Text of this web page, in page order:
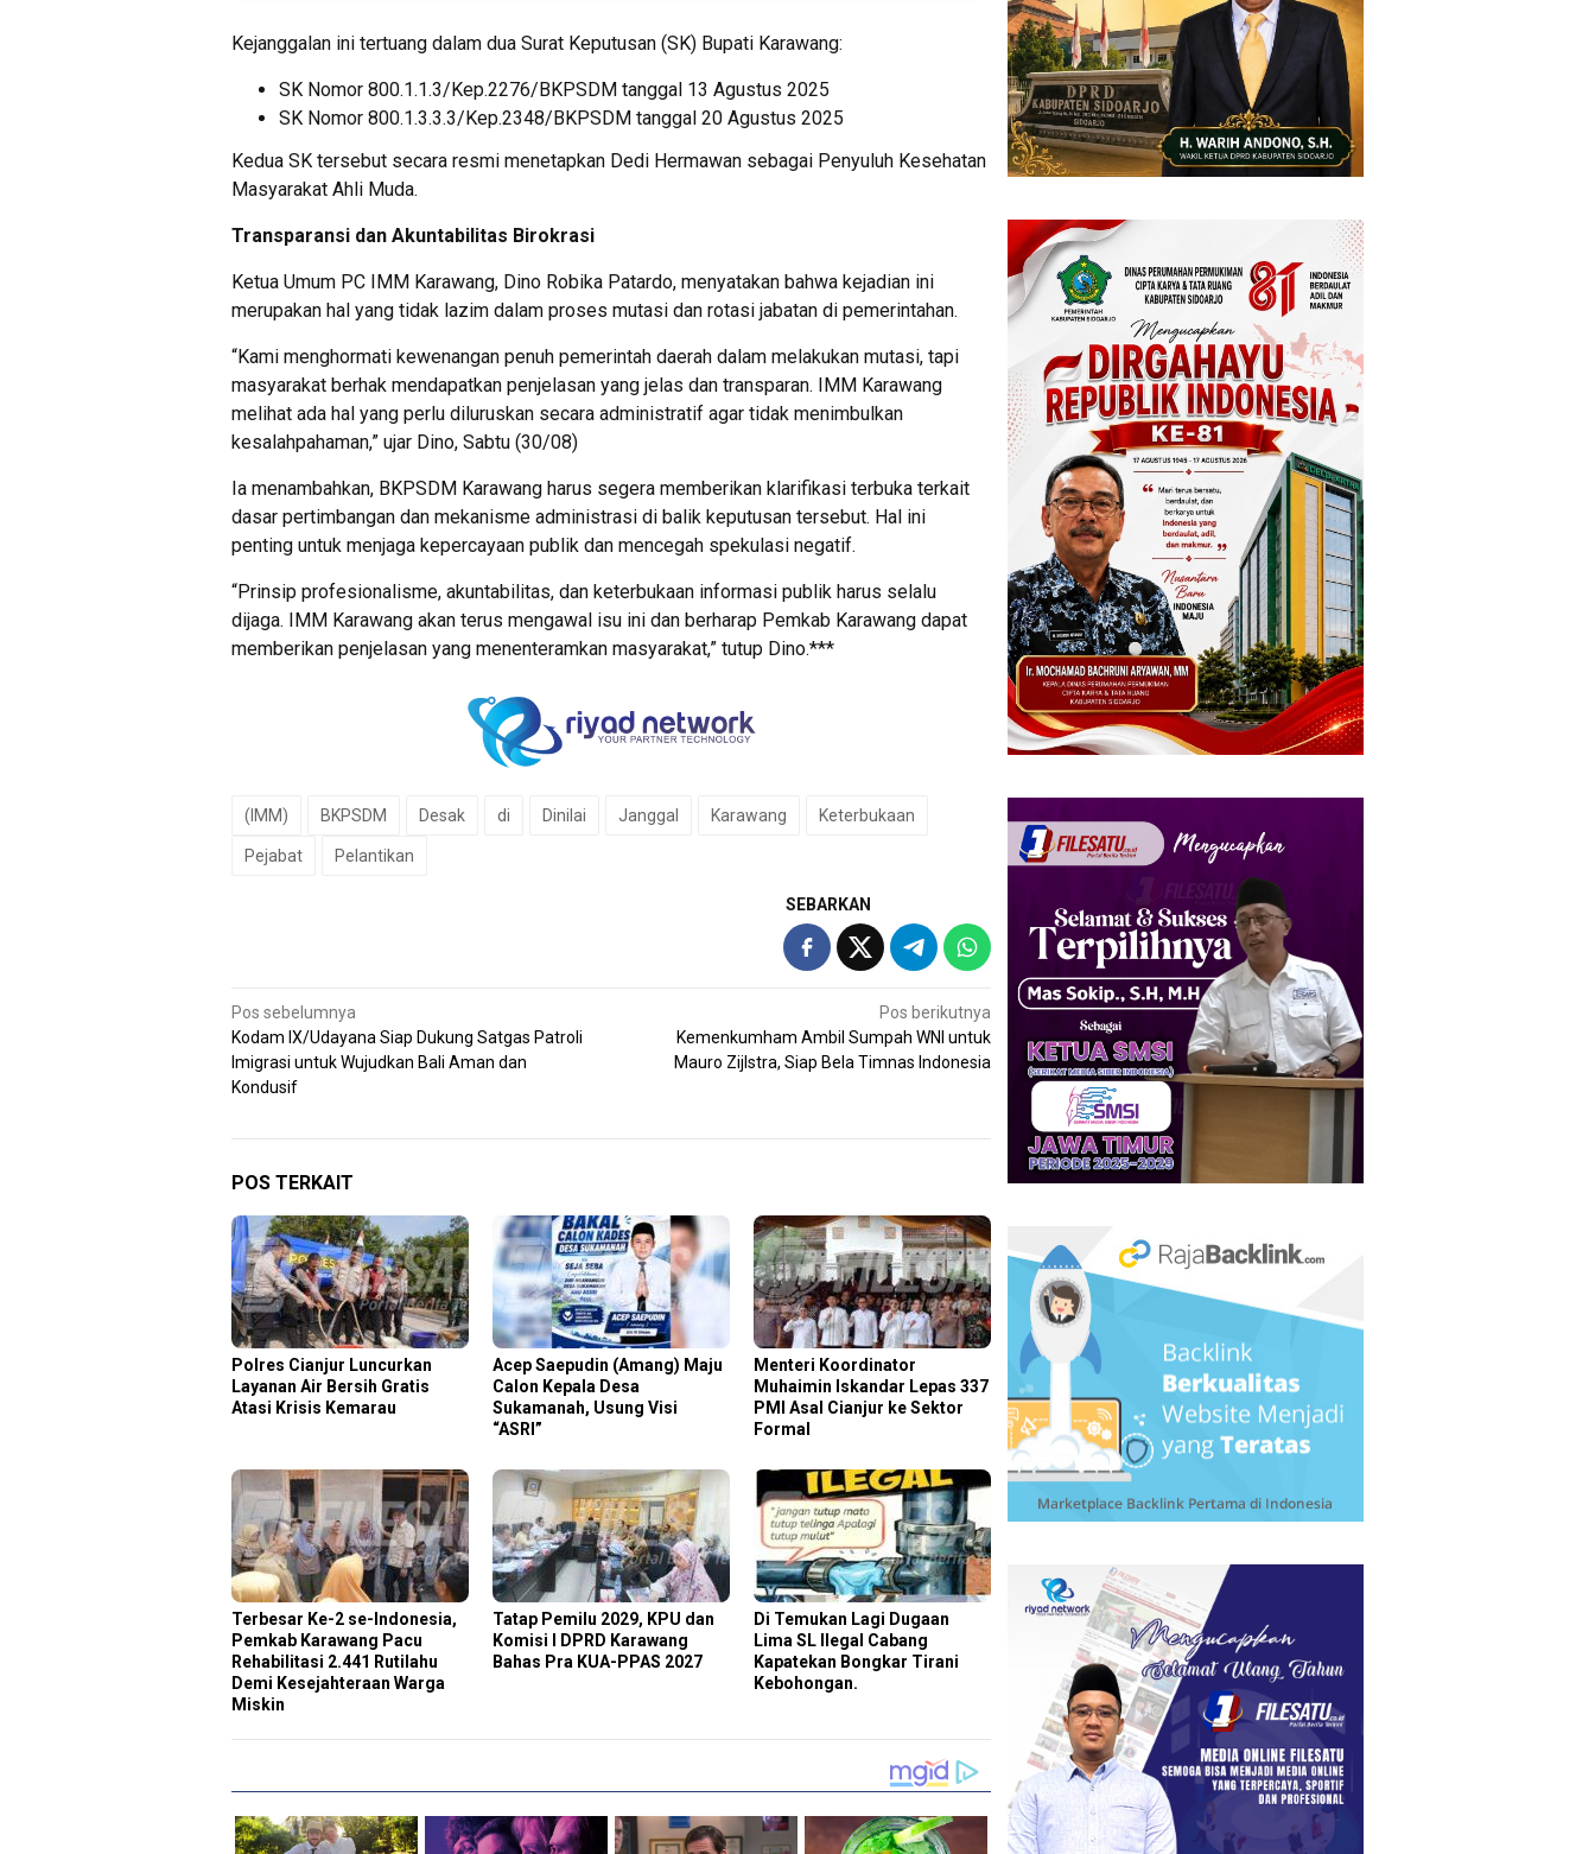
Kejanggalan ini tertuang dalam dua Surat Keputusan (SK) Bupati Karawang:
SK Nomor 800.1.1.3/Kep.2276/BKPSDM tanggal 13 Agustus 2025
SK Nomor 800.1.3.3.3/Kep.2348/BKPSDM tanggal 20 Agustus 2025
Kedua SK tersebut secara resmi menetapkan Dedi Hermawan sebagai Penyuluh Kesehatan
Masyarakat Ahli Muda.
Transparansi dan Akuntabilitas Birokrasi
Ketua Umum PC IMM Karawang, Dino Robika Patardo, menyatakan bahwa kejadian ini
merupakan hal yang tidak lazim dalam proses mutasi dan rotasi jabatan di pemerintahan.
“Kami menghormati kewenangan penuh pemerintah daerah dalam melakukan mutasi, tapi
masyarakat berhak mendapatkan penjelasan yang jelas dan transparan. IMM Karawang
melihat ada hal yang perlu diluruskan secara administratif agar tidak menimbulkan
kesalahpahaman,” ujar Dino, Sabtu (30/08)
Ia menambahkan, BKPSDM Karawang harus segera memberikan klarifikasi terbuka terkait
dasar pertimbangan dan mekanisme administrasi di balik keputusan tersebut. Hal ini
penting untuk menjaga kepercayaan publik dan mencegah spekulasi negatif.
“Prinsip profesionalisme, akuntabilitas, dan keterbukaan informasi publik harus selalu
dijaga. IMM Karawang akan terus mengawal isu ini dan berharap Pemkab Karawang dapat
memberikan penjelasan yang menenteramkan masyarakat,” tutup Dino.***
(IMM) BKPSDM Desak di Dinilai Janggal Karawang Keterbukaan
Pejabat Pelantikan
SEBARKAN
Navigasi
pos
Pos sebelumnya
Kodam IX/Udayana Siap Dukung Satgas Patroli
Imigrasi untuk Wujudkan Bali Aman dan
Kondusif
Pos berikutnya
Kemenkumham Ambil Sumpah WNI untuk
Mauro Zijlstra, Siap Bela Timnas Indonesia
POS TERKAIT
Polres Cianjur Luncurkan
Layanan Air Bersih Gratis
Atasi Krisis Kemarau
Acep Saepudin (Amang) Maju
Calon Kepala Desa
Sukamanah, Usung Visi
“ASRI”
Menteri Koordinator
Muhaimin Iskandar Lepas 337
PMI Asal Cianjur ke Sektor
Formal
Terbesar Ke-2 se-Indonesia,
Pemkab Karawang Pacu
Rehabilitasi 2.441 Rutilahu
Demi Kesejahteraan Warga
Miskin
Tatap Pemilu 2029, KPU dan
Komisi I DPRD Karawang
Bahas Pra KUA-PPAS 2027
Di Temukan Lagi Dugaan
Lima SL Ilegal Cabang
Kapatekan Bongkar Tirani
Kebohongan.